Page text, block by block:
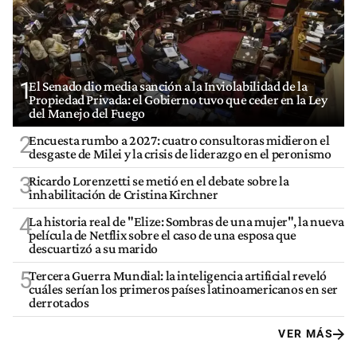
1El Senado dio media sanción a la Inviolabilidad de la
Propiedad Privada: el Gobierno tuvo que ceder en la Ley
del Manejo del Fuego
2Encuesta rumbo a 2027: cuatro consultoras midieron el
desgaste de Milei y la crisis de liderazgo en el peronismo
3Ricardo Lorenzetti se metió en el debate sobre la
inhabilitación de Cristina Kirchner
4La historia real de "Elize: Sombras de una mujer", la nueva
película de Netflix sobre el caso de una esposa que
descuartizó a su marido
5Tercera Guerra Mundial: la inteligencia artificial reveló
cuáles serían los primeros países latinoamericanos en ser
derrotados
VER MÁS